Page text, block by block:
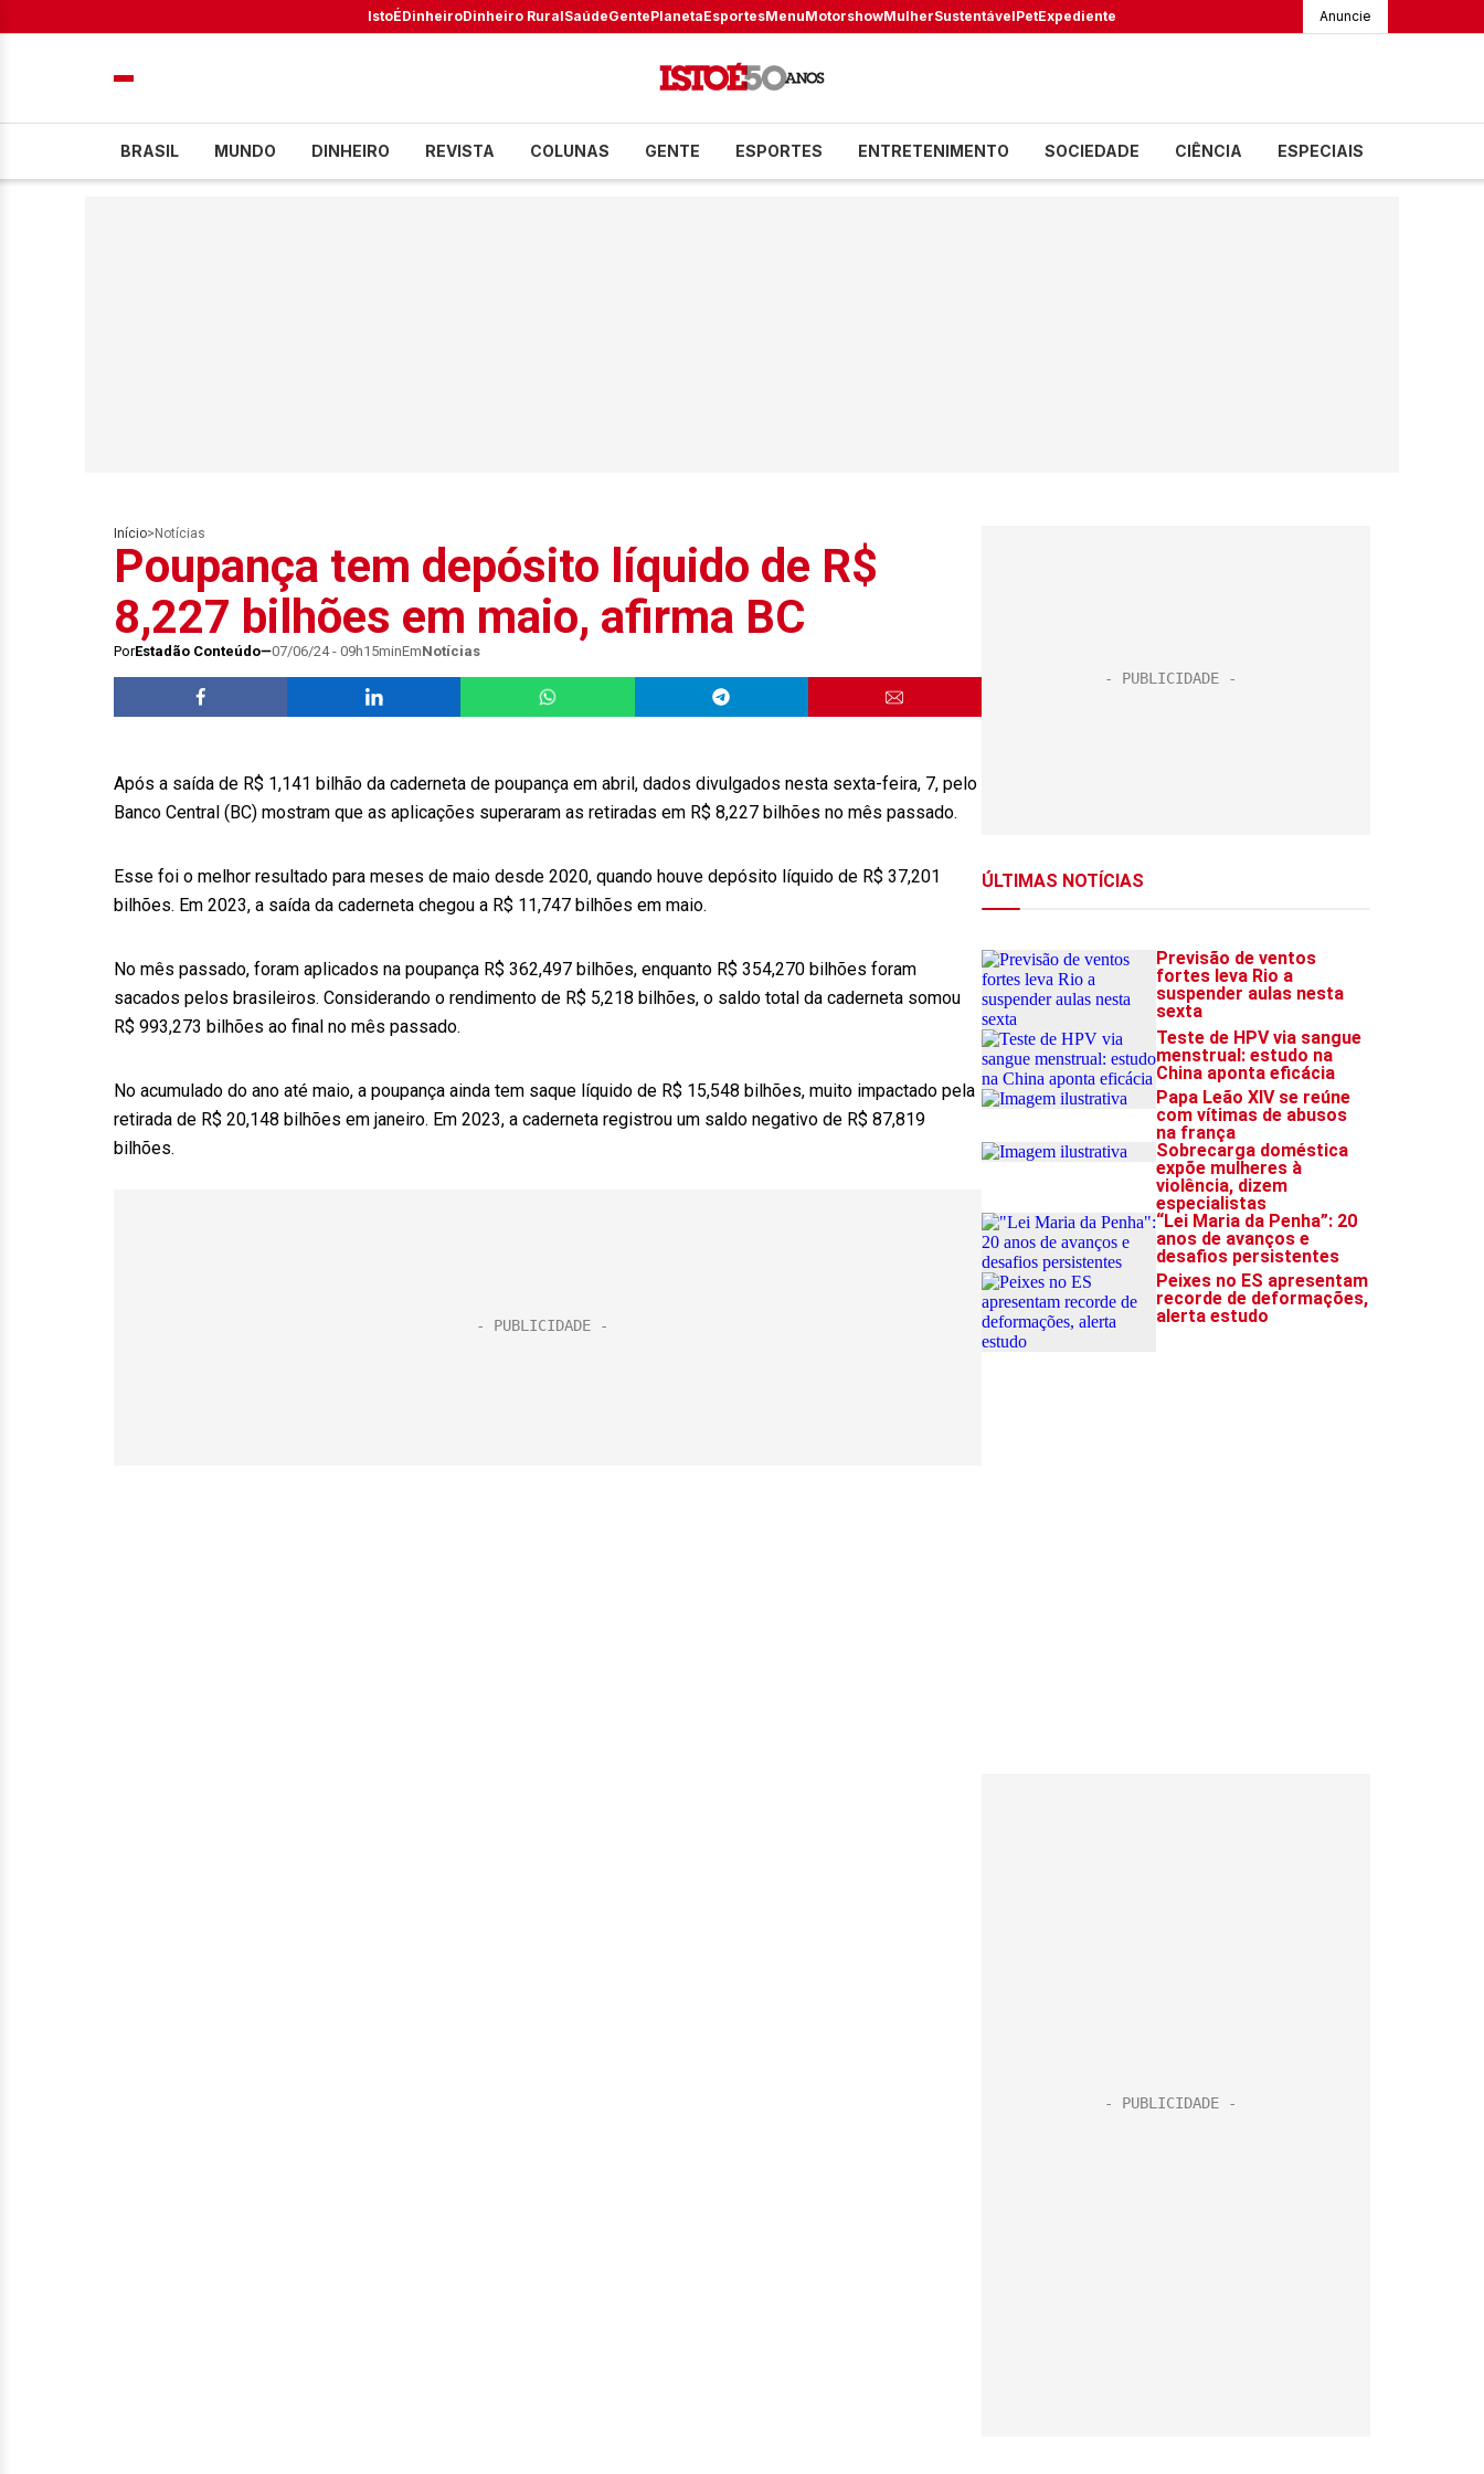
IstoÉDinheiroDinheiro RuralSaúdeGentePlanetaEsportesMenuMotorshowMulherSustentávelPetExpediente Anuncie
BRASIL MUNDO DINHEIRO REVISTA COLUNAS GENTE ESPORTES ENTRETENIMENTO SOCIEDADE CIÊNCIA ESPECIAIS
Início> Notícias
Poupança tem depósito líquido de R$
8,227 bilhões em maio, afirma BC
PorEstadão Conteúdo 07/06/24 - 09h15minEmNotícias
Após a saída de R$ 1,141 bilhão da caderneta de poupança em abril, dados divulgados nesta sexta-feira, 7, pelo
Banco Central (BC) mostram que as aplicações superaram as retiradas em R$ 8,227 bilhões no mês passado.
Esse foi o melhor resultado para meses de maio desde 2020, quando houve depósito líquido de R$ 37,201
bilhões. Em 2023, a saída da caderneta chegou a R$ 11,747 bilhões em maio.
No mês passado, foram aplicados na poupança R$ 362,497 bilhões, enquanto R$ 354,270 bilhões foram
sacados pelos brasileiros. Considerando o rendimento de R$ 5,218 bilhões, o saldo total da caderneta somou
R$ 993,273 bilhões ao final no mês passado.
No acumulado do ano até maio, a poupança ainda tem saque líquido de R$ 15,548 bilhões, muito impactado pela
retirada de R$ 20,148 bilhões em janeiro. Em 2023, a caderneta registrou um saldo negativo de R$ 87,819
bilhões.